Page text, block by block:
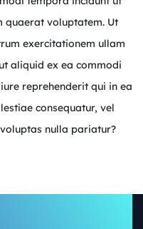
quaerat voluptatem. Ut
exercitationem ullam
aliquid ex ea commodi
reprehenderit qui in ea
consequatur, vel
nulla pariatur?